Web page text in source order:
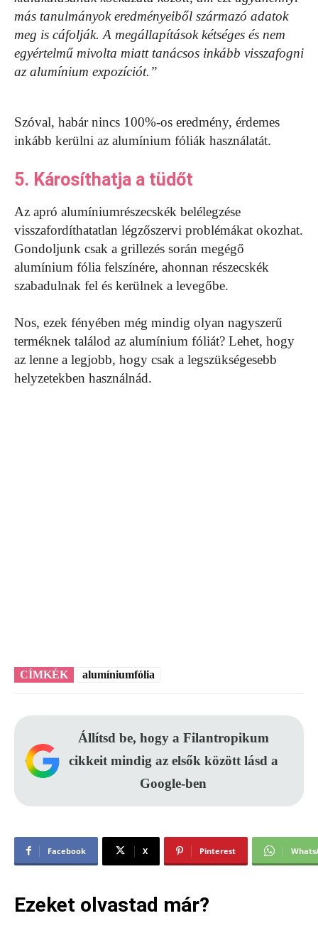
más tanulmányok eredményeiből származó adatok
meg is cáfolják. A megállapítások kétséges és nem
egyértelmű mivolta miatt tanácsos inkább visszafogni
az alumínium expozíciót.”
Szóval, habár nincs 100%-os eredmény, érdemes
inkább kerülni az alumínium fóliák használatát.
5. Károsíthatja a tüdőt
Az apró alumíniumrészecskék belélegzése
visszafordíthatatlan légzőszervi problémákat okozhat.
Gondoljunk csak a grillezés során megégő
alumínium fólia felszínére, ahonnan részecskék
szabadulnak fel és kerülnek a levegőbe.
Nos, ezek fényében még mindig olyan nagyszerű
terméknek találod az alumínium fóliát? Lehet, hogy
az lenne a legjobb, hogy csak a legszükségesebb
helyzetekben használnád.
CÍMKÉK alumíniumfólia
Állítsd be, hogy a Filantropikum
cikkeit mindig az elsők között lásd a
Google-ben
Facebook X Pinterest
Ezeket olvastad már?